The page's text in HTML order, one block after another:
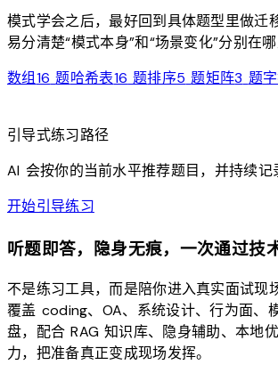
模式学会之后，最好回到具体题型里做迁
易分清楚“模式本身”和“场景变化”分别在哪
数组16 题哈希表16 题排序5 题矩阵3 题
引导式练习路径
AI 会按你的当前水平推荐题目，并持续记
开始引导练习arrow_forward
听题即答，隐身无痕，一次通过技
不是练习工具，而是陪你进入真实面试现
覆盖 coding、OA、系统设计、行为面、
盘，配合 RAG 知识库、隐身辅助、本地
力，把准备真正变成现场发挥。